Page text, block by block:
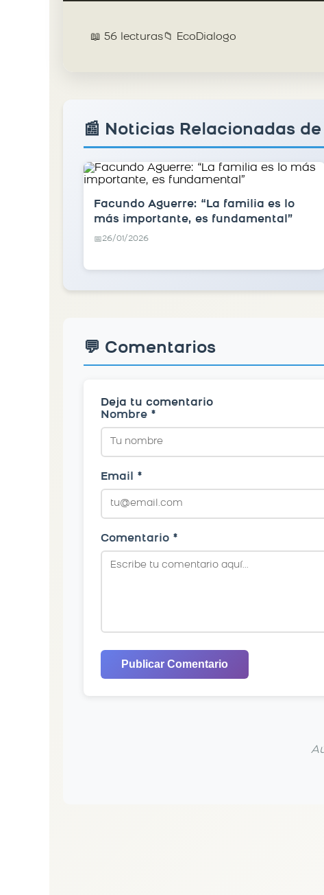
📖 56 lecturas📁 EcoDialogo
📰 Noticias Relacionadas
Facundo Aguerre: “La familia es lo
más importante, es fundamental”
📅26/01/2026
💬 Comentarios
Deja tu comentario
Nombre *
Email *
Comentario *
Publicar Comentario